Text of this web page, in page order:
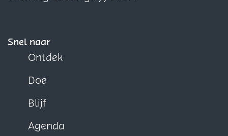
c
a
t
A
p
Snel naar
Ontdek
Doe
Blijf
Agenda